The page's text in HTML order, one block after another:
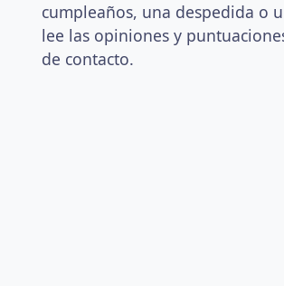
cumpleaños, una despedida o
lee las opiniones y
de contacto.